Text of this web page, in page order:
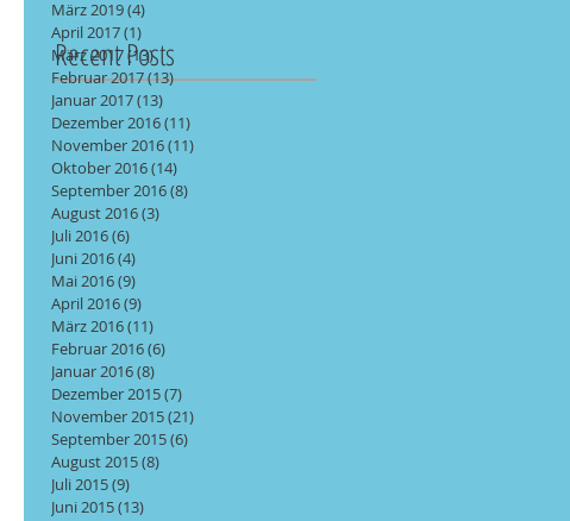
Recent Posts
März 2019(4)
April 2017(1)
März 2017(13)13 Beiträge
Februar 2017(13)13 Beiträge
Januar 2017(13)
Dezember 2016(11)
November 2016(11)
Oktober 2016(14)
September 2016(8)
August 2016(3)
Juli 2016(6)
Juni 2016(4)
Mai 2016(9)
April 2016(9)
März 2016(11)
Februar 2016(6)
Januar 2016(8)
Dezember 2015(7)
November 2015(21)
September 2015(6)
August 2015(8)
Juli 2015(9)
Juni 2015(13)